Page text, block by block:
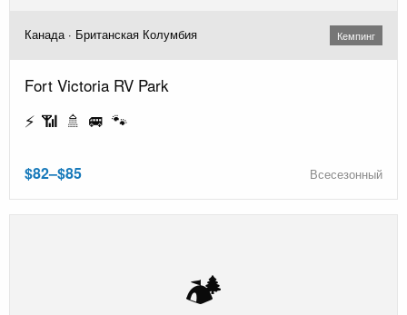
Канада · Британская Колумбия Кемпинг
Fort Victoria RV Park
⚡ 📶 🚿 🚐 🐾
$82–$85 Всесезонный
🏕️